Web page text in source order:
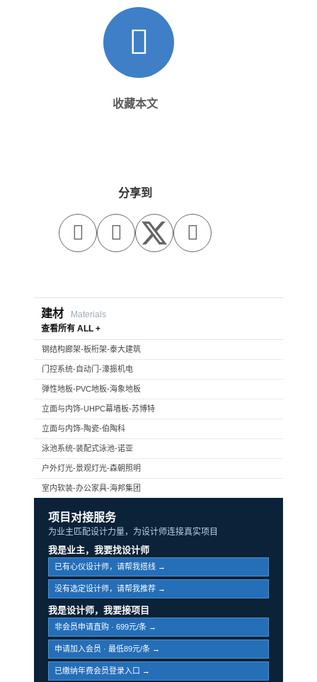
收藏本文
分享到
  
建材
Materials
查看所有 ALL +
钢结构廊架-板桁架-泰大建筑
门控系统-自动门-濠振机电
弹性地板-PVC地板-海象地板
立面与内饰-UHPC幕墙板-苏博特
立面与内饰-陶瓷-伯陶科
泳池系统-装配式泳池-诺亚
户外灯光-景观灯光-森朝照明
室内软装-办公家具-海邦集团
项目对接服务
为业主匹配设计力量，为设计师连接真实项目
我是业主，我要找设计师
已有心仪设计师，请帮我搭线 →
没有选定设计师，请帮我推荐 →
我是设计师，我要接项目
非会员申请直购 · 699元/条 →
申请加入会员 · 最低89元/条 →
已缴纳年费会员登录入口 →